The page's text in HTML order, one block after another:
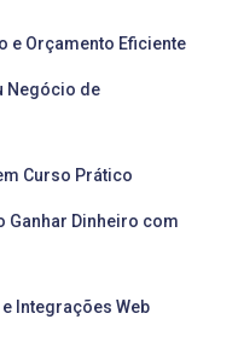
e Orçamento Eficiente
Negócio de
Curso Prático
Ganhar Dinheiro com
Integrações Web